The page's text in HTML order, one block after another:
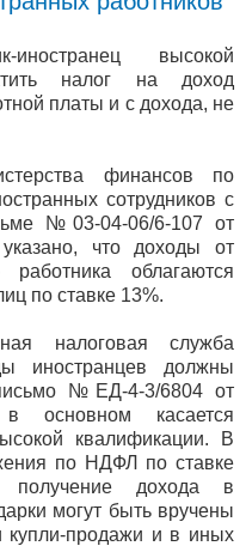
высокой
налог на доход
платы и с дохода, не
финансов по
сотрудников с
№03-04-06/6-107 от
что доходы от
облагаются
по ставке 13%.
налоговая служба
иностранцев должны
№ЕД-4-3/6804 от
основном касается
квалификации. В
по НДФЛ по ставке
получение дохода в
могут быть вручены
купли-продажи и в иных